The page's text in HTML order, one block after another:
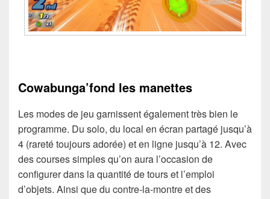
Cowabunga’fond les manettes
Les modes de jeu garnissent également très bien le
programme. Du solo, du local en écran partagé jusqu’à
4 (rareté toujours adorée) et en ligne jusqu’à 12. Avec
des courses simples qu’on aura l’occasion de
configurer dans la quantité de tours et l’emploi
d’objets. Ainsi que du contre-la-montre et des